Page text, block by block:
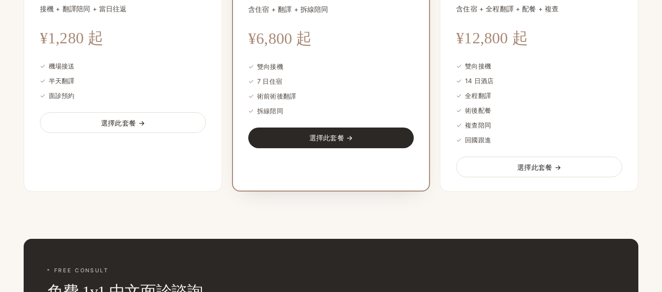
接機 + 翻譯陪同 + 當日往返
¥1,280 起
✓ 機場接送
✓ 半天翻譯
✓ 面診預約
選擇此套餐 →
含住宿 + 翻譯 + 拆線陪同
¥6,800 起
✓ 雙向接機
✓ 7 日住宿
✓ 術前術後翻譯
✓ 拆線陪同
選擇此套餐 →
含住宿 + 全程翻譯 + 配餐 + 複查
¥12,800 起
✓ 雙向接機
✓ 14 日酒店
✓ 全程翻譯
✓ 術後配餐
✓ 複查陪同
✓ 回國跟進
選擇此套餐 →
FREE CONSULT